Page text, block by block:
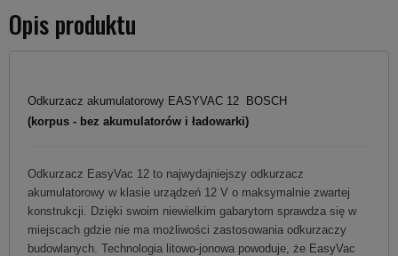
Opis produktu
Odkurzacz akumulatorowy EASYVAC 12 BOSCH
(korpus - bez akumulatorów i ładowarki)
Odkurzacz EasyVac 12 to najwydajniejszy odkurzacz
akumulatorowy w klasie urządzeń 12 V o maksymalnie zwartej
konstrukcji. Dzięki swoim niewielkim gabarytom sprawdza się w
miejscach gdzie nie ma możliwości zastosowania odkurzaczy
budowlanych. Technologia litowo-jonowa powoduje, że EasyVac